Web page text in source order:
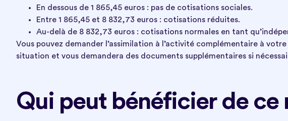
En dessous de 1 865,45 euros : pas de cotisations sociales.
Entre 1 865,45 et 8 832,73 euros : cotisations réduites.
Au-delà de 8 832,73 euros : cotisations normales en tant
Vous pouvez demander l’assimilation à l’activité complémentaire à
situation et vous demandera des documents supplémentaires si
Qui peut bénéficier de ce